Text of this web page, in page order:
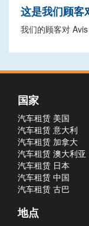
这是我们顾
我们的顾客对 Avis
国家
汽车租赁 美国
汽车租赁 意大利
汽车租赁 加拿大
汽车租赁 澳大利亚
汽车租赁 日本
汽车租赁 中国
汽车租赁 古巴
地点